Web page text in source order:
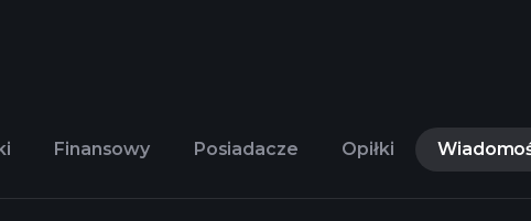
Finansowy Posiadacze Opiłki